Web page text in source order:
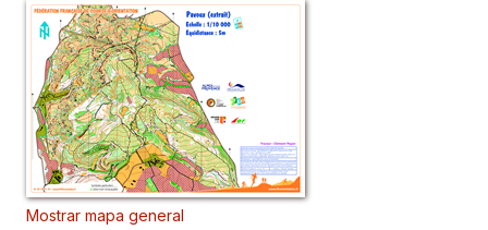
Mostrar mapa general